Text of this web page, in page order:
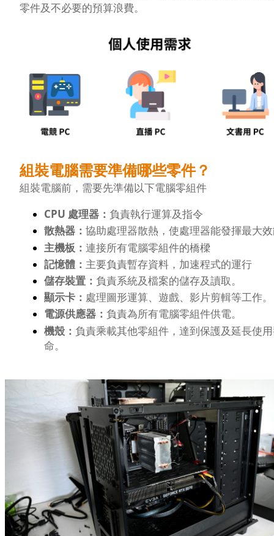
零件及不必要的預算浪費。
組裝電腦需要準備哪些零件？
組裝電腦前，需要先準備以下電腦零組件
CPU 處理器： 負責執行運算及指令
散熱器： 協助處理器散熱，使處理器能發揮最大
主機板： 連接所有電腦零組件的橋樑
記憶體： 主要負責暫存資料，加速程式的運行
儲存裝置： 負責系統及檔案的儲存及讀取。
顯示卡： 處理圖形運算、遊戲、影片剪輯等工作。
電源供應器： 負責為所有電腦零組件供電。
機殼： 負責乘載其他零組件，達到保護及延長使
命。